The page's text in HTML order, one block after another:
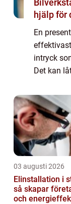
Bilverkstad i
hjälp för
En
intryck
Det kan
03 augusti 2026
Elinstallation i
så skapar
och